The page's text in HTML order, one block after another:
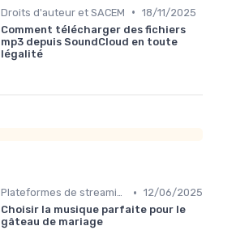
Droits d'auteur et SACEM • 18/11/2025
Comment télécharger des fichiers
mp3 depuis SoundCloud en toute
légalité
Plateformes de streaming • 12/06/2025
Choisir la musique parfaite pour le
gâteau de mariage